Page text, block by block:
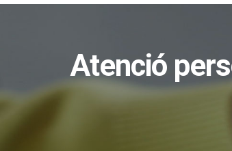
Atenció